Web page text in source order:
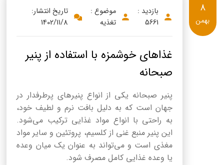
بازدید :
5661
موضوع :
تغذیه
تاریخ انتشار:
1402/11/8
غذاهای خوشمزه با استفاده از پنیر
صبحانه
پنیر صبحانه یکی از انواع پنیرهای پرطرفدار در
جهان است که به دلیل بافت نرم و لطیف خود،
به راحتی با انواع مواد غذایی ترکیب می‌شود.
این پنیر منبع غنی از کلسیم، پروتئین و سایر مواد
مغذی است و می‌تواند به عنوان یک میان وعده
یا وعده غذایی کامل مصرف شود.
8
بهمن